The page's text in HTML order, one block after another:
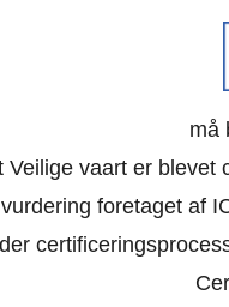
må
Veilige vaart er
foretaget af